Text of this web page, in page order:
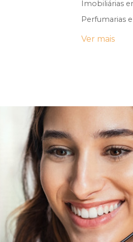
Imobiliárias
Perfumarias
Ver mais